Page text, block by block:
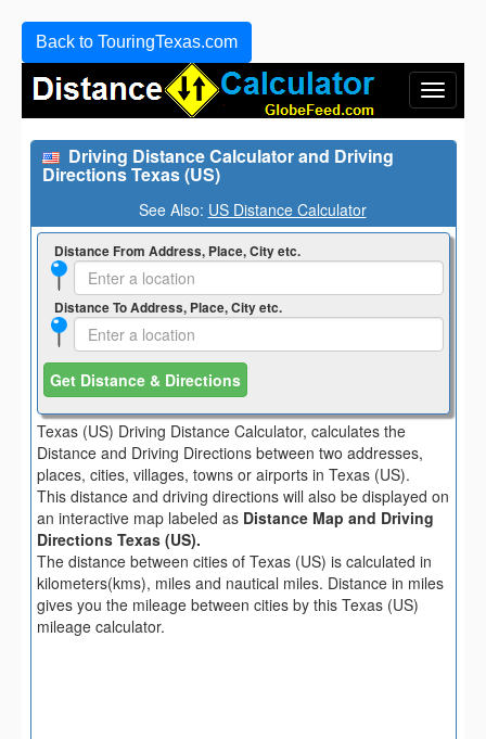
Back to TouringTexas.com